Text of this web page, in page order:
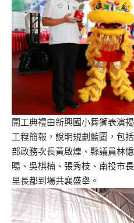
開工典禮由新興國小舞獅表演
工程簡報，說明規劃藍圖，包
部政務次長黃啟煌、縣議員林
暘、吳棋楠、張秀枝、南投市
里長都到場共襄盛舉。